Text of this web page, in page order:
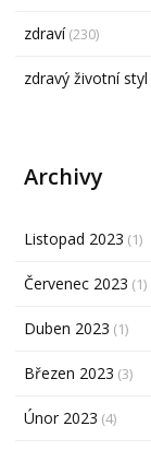
zdraví(230)
zdravý životní styl
Archivy
Listopad 2023 (1)
Červenec 2023 (1)
Duben 2023 (1)
Březen 2023 (3)
Únor 2023 (4)